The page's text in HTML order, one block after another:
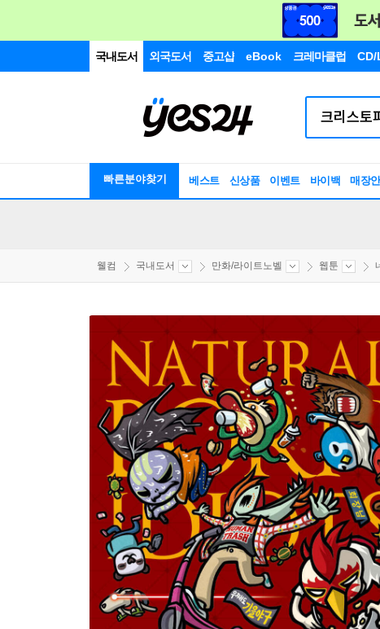
국내도서 외국도서 중고샵 eBook 크레마클럽 CD/
빠른분야찾기 베스트 신상품 이벤트 바이백 매장
웰컴 국내도서 만화/라이트노벨 웹툰